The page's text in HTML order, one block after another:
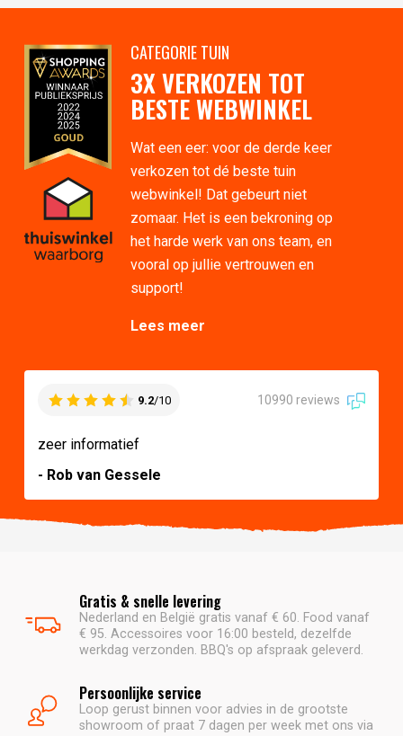
CATEGORIE TUIN
3X VERKOZEN TOT
BESTE WEBWINKEL
Wat een eer: voor de derde keer
verkozen tot dé beste tuin
webwinkel! Dat gebeurt niet
zomaar. Het is een bekroning op
het harde werk van ons team, en
vooral op jullie vertrouwen en
support!
Lees meer
9.2/10 10990 reviews
zeer informatief
- Rob van Gessele
Gratis & snelle levering
Nederland en België gratis vanaf € 60. Food vanaf
€ 95. Accessoires voor 16:00 besteld, dezelfde
werkdag verzonden. BBQ's op afspraak geleverd.
Persoonlijke service
Loop gerust binnen voor advies in de grootste
showroom of praat 7 dagen per week met ons via